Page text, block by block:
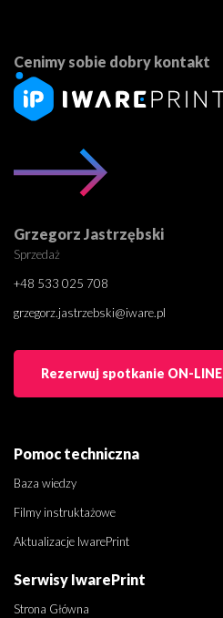
Cenimy sobie dobry kontakt
Grzegorz Jastrzębski
Sprzedaż
+48 533 025 708
grzegorz.jastrzebski@iware.pl
Rezerwuj spotkanie ON-LINE
Pomoc techniczna
Baza wiedzy
Filmy instruktażowe
Aktualizacje IwarePrint
Serwisy IwarePrint
Strona Główna